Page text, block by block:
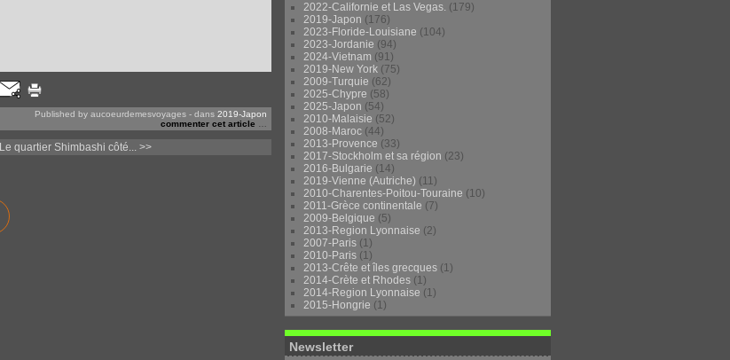
Published by aucoeurdemesvoyages - dans 2019-Japon
commenter cet article
Le quartier Shimbashi côté... >>
2022-Californie et Las Vegas. (179)
2019-Japon (176)
2023-Floride-Louisiane (104)
2023-Jordanie (94)
2024-Vietnam (91)
2019-New York (75)
2009-Turquie (62)
2025-Chypre (58)
2025-Japon (54)
2010-Malaisie (52)
2008-Maroc (44)
2013-Provence (33)
2017-Stockholm et sa région (23)
2016-Bulgarie (14)
2019-Vienne (Autriche) (11)
2010-Charentes-Poitou-Touraine (10)
2011-Grèce continentale (7)
2009-Belgique (5)
2013-Region Lyonnaise (2)
2007-Paris (1)
2010-Paris (1)
2013-Crête et îles grecques (1)
2014-Crète et Rhodes (1)
2014-Region Lyonnaise (1)
2015-Hongrie (1)
Newsletter